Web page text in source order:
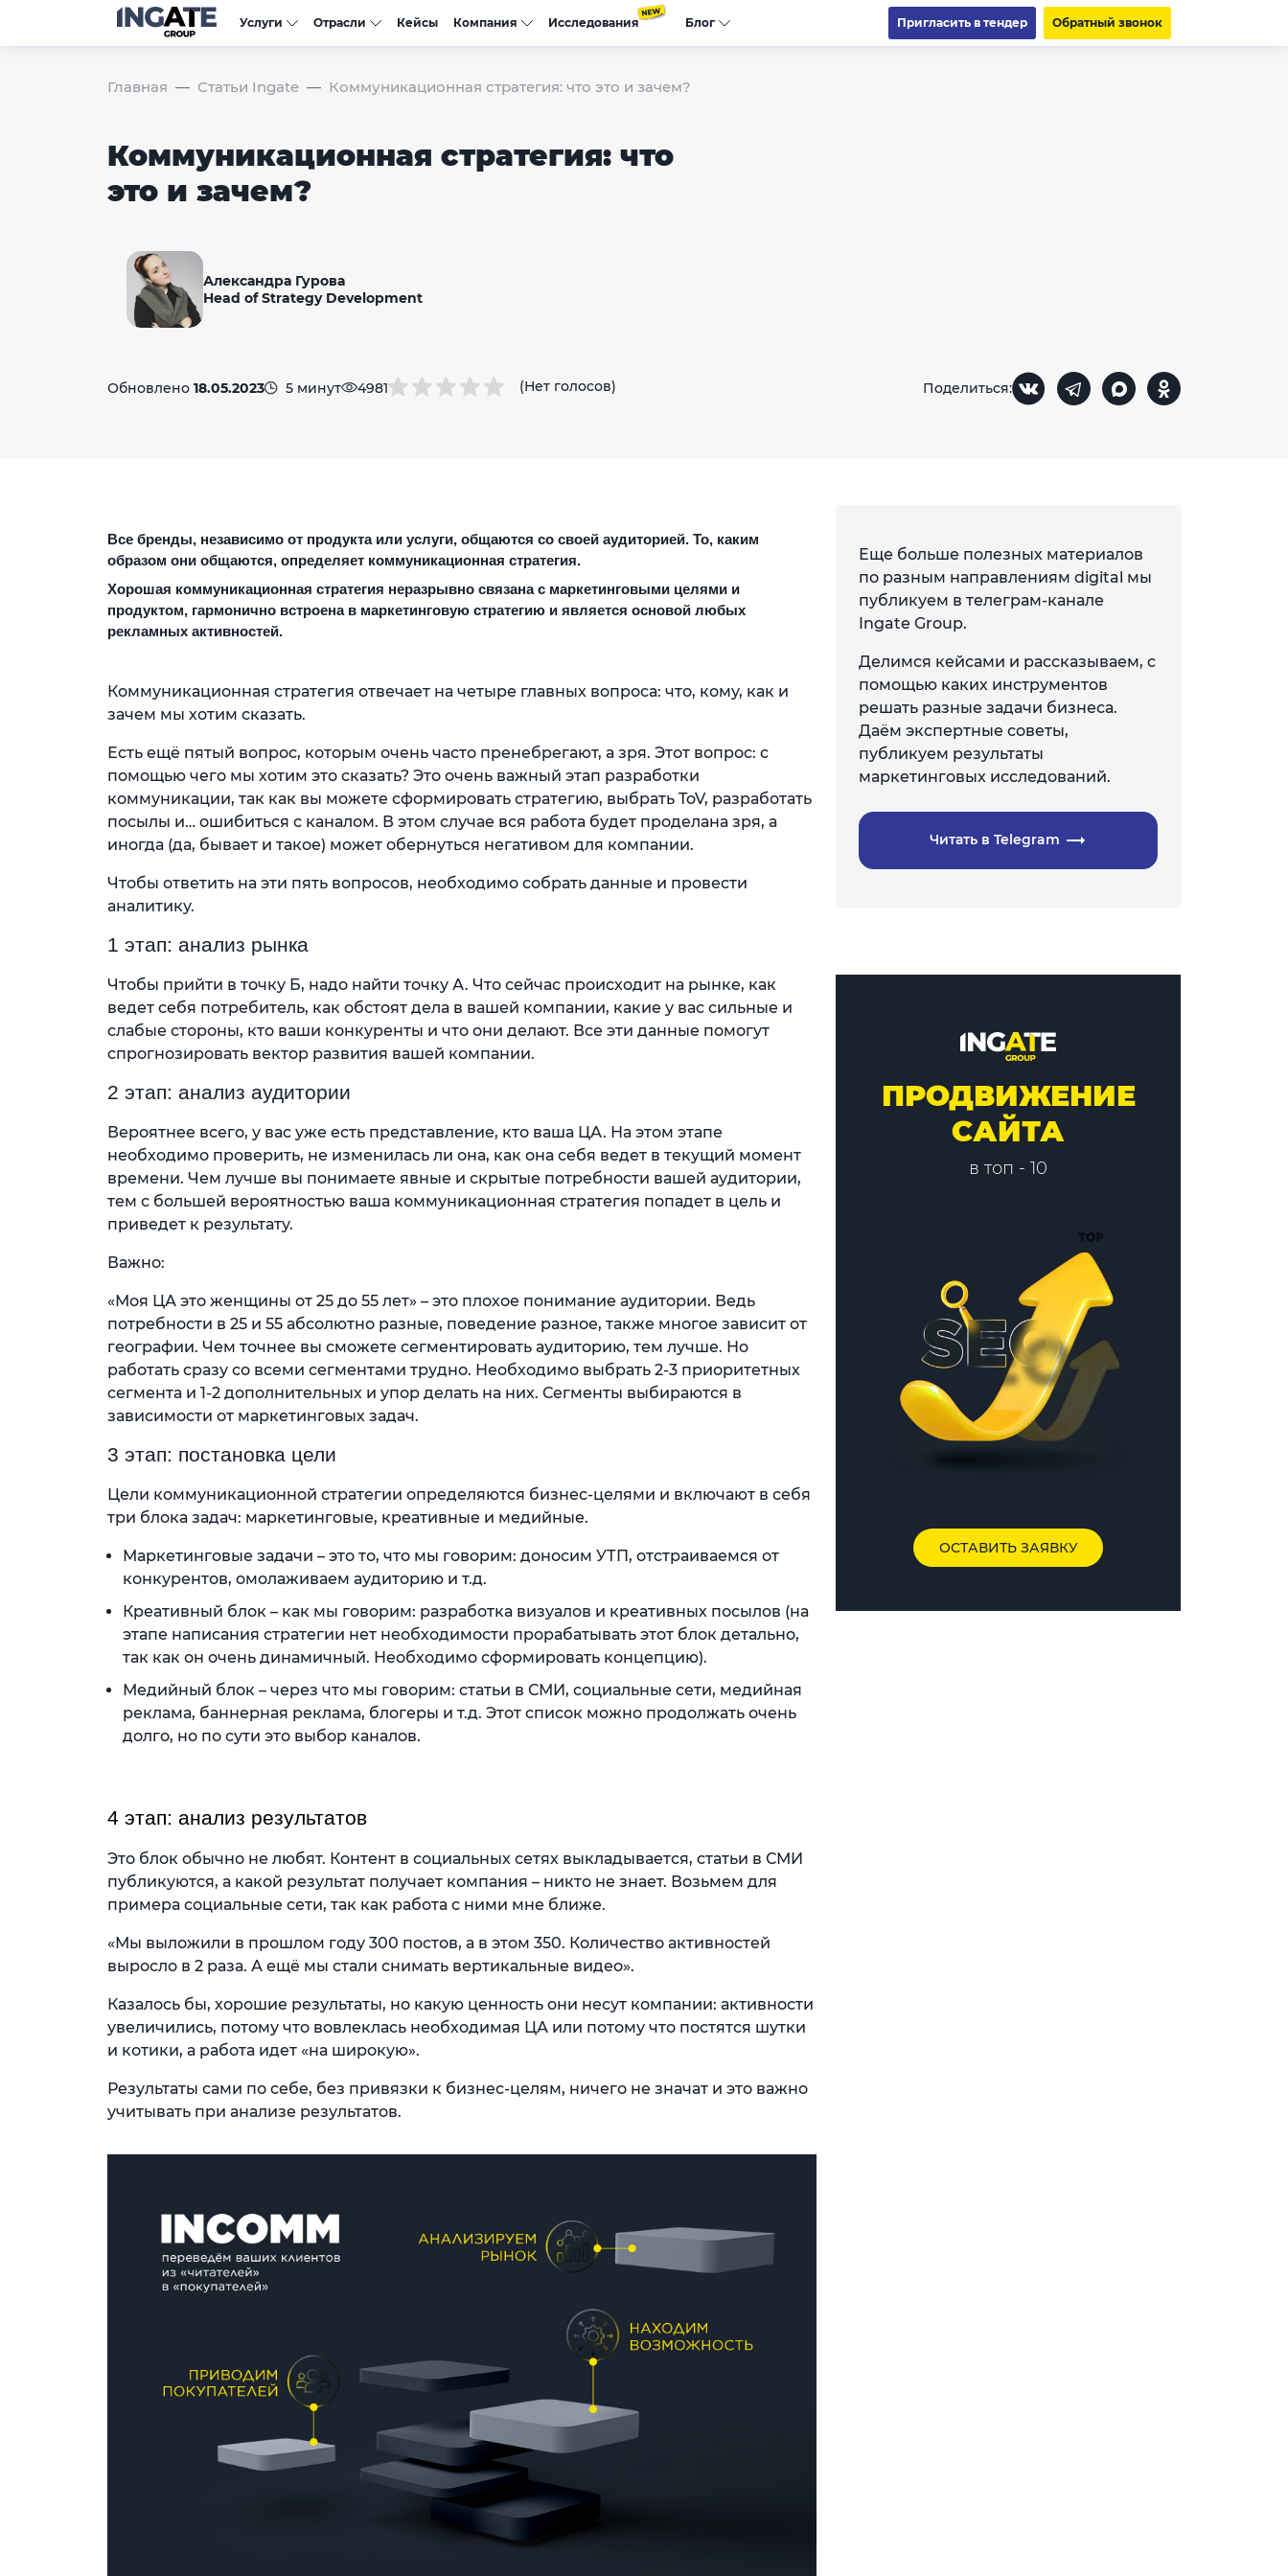
Услуги Отрасли Кейсы Компания Исследования Блог Пригласить в тендер Обратный звонок
Главная Статьи Ingate Коммуникационная стратегия: что это и зачем?
Коммуникационная стратегия: что
это и зачем?
Александра Гурова
Head of Strategy Development
Обновлено 18.05.2023 5 минут 4981 (Нет голосов) Поделиться:
Все бренды, независимо от продукта или услуги, общаются со своей аудиторией. То, каким
образом они общаются, определяет коммуникационная стратегия.
Хорошая коммуникационная стратегия неразрывно связана с маркетинговыми целями и
продуктом, гармонично встроена в маркетинговую стратегию и является основой любых
рекламных активностей.
Коммуникационная стратегия отвечает на четыре главных вопроса: что, кому, как и
зачем мы хотим сказать.
Есть ещё пятый вопрос, которым очень часто пренебрегают, а зря. Этот вопрос: с
помощью чего мы хотим это сказать? Это очень важный этап разработки
коммуникации, так как вы можете сформировать стратегию, выбрать ToV, разработать
посылы и… ошибиться с каналом. В этом случае вся работа будет проделана зря, а
иногда (да, бывает и такое) может обернуться негативом для компании.
Чтобы ответить на эти пять вопросов, необходимо собрать данные и провести
аналитику.
1 этап: анализ рынка
Чтобы прийти в точку Б, надо найти точку А. Что сейчас происходит на рынке, как
ведет себя потребитель, как обстоят дела в вашей компании, какие у вас сильные и
слабые стороны, кто ваши конкуренты и что они делают. Все эти данные помогут
спрогнозировать вектор развития вашей компании.
2 этап: анализ аудитории
Вероятнее всего, у вас уже есть представление, кто ваша ЦА. На этом этапе
необходимо проверить, не изменилась ли она, как она себя ведет в текущий момент
времени. Чем лучше вы понимаете явные и скрытые потребности вашей аудитории,
тем с большей вероятностью ваша коммуникационная стратегия попадет в цель и
приведет к результату.
Важно:
«Моя ЦА это женщины от 25 до 55 лет» – это плохое понимание аудитории. Ведь
потребности в 25 и 55 абсолютно разные, поведение разное, также многое зависит от
географии. Чем точнее вы сможете сегментировать аудиторию, тем лучше. Но
работать сразу со всеми сегментами трудно. Необходимо выбрать 2-3 приоритетных
сегмента и 1-2 дополнительных и упор делать на них. Сегменты выбираются в
зависимости от маркетинговых задач.
3 этап: постановка цели
Цели коммуникационной стратегии определяются бизнес-целями и включают в себя
три блока задач: маркетинговые, креативные и медийные.
Маркетинговые задачи – это то, что мы говорим: доносим УТП, отстраиваемся от
конкурентов, омолаживаем аудиторию и т.д.
Креативный блок – как мы говорим: разработка визуалов и креативных посылов (на
этапе написания стратегии нет необходимости прорабатывать этот блок детально,
так как он очень динамичный. Необходимо сформировать концепцию).
Медийный блок – через что мы говорим: статьи в СМИ, социальные сети, медийная
реклама, баннерная реклама, блогеры и т.д. Этот список можно продолжать очень
долго, но по сути это выбор каналов.
4 этап: анализ результатов
Это блок обычно не любят. Контент в социальных сетях выкладывается, статьи в СМИ
публикуются, а какой результат получает компания – никто не знает. Возьмем для
примера социальные сети, так как работа с ними мне ближе.
«Мы выложили в прошлом году 300 постов, а в этом 350. Количество активностей
выросло в 2 раза. А ещё мы стали снимать вертикальные видео».
Казалось бы, хорошие результаты, но какую ценность они несут компании: активности
увеличились, потому что вовлеклась необходимая ЦА или потому что постятся шутки
и котики, а работа идет «на широкую».
Результаты сами по себе, без привязки к бизнес-целям, ничего не значат и это важно
учитывать при анализе результатов.
Еще больше полезных материалов
по разным направлениям digital мы
публикуем в телеграм-канале
Ingate Group.
Делимся кейсами и рассказываем, с
помощью каких инструментов
решать разные задачи бизнеса.
Даём экспертные советы,
публикуем результаты
маркетинговых исследований.
Читать в Telegram
ПРОДВИЖЕНИЕ
САЙТА
в топ - 10
ОСТАВИТЬ ЗАЯВКУ